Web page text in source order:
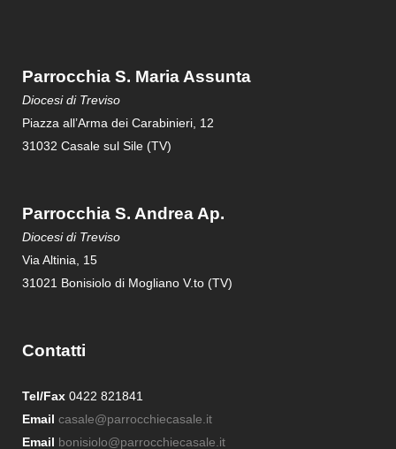
Parrocchia S. Maria Assunta
Diocesi di Treviso
Piazza all’Arma dei Carabinieri, 12
31032 Casale sul Sile (TV)
Parrocchia S. Andrea Ap.
Diocesi di Treviso
Via Altinia, 15
31021 Bonisiolo di Mogliano V.to (TV)
Contatti
Tel/Fax 0422 821841
Email casale@parrocchiecasale.it
Email bonisiolo@parrocchiecasale.it